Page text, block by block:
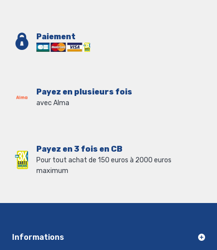
Paiement
Payez en plusieurs fois
avec Alma
Payez en 3 fois en CB
Pour tout achat de 150 euros à 2000 euros
maximum
Informations